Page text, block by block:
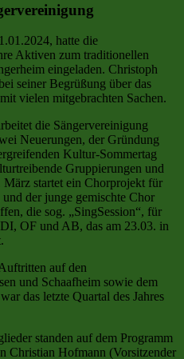
hatte die
Aktiven zum traditionellen
eingeladen. Christoph
seiner Begrüßung über das
vielen mitgebrachten Sachen.
die Sängervereinigung
Neuerungen, der Gründung
Kultur-Sommertag
Gruppierungen und
startet ein Chorprojekt für
der junge gemischte Chor
die sog. „SingSession“, für
OF und AB, das am 23.03. in
auf den
und Schaafheim sowie dem
das letzte Quartal des Jahres
standen auf dem Programm
Christian Hofmann (Vorsitzender